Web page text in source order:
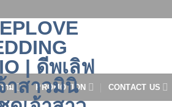
าม PROMOTION CONTACT US